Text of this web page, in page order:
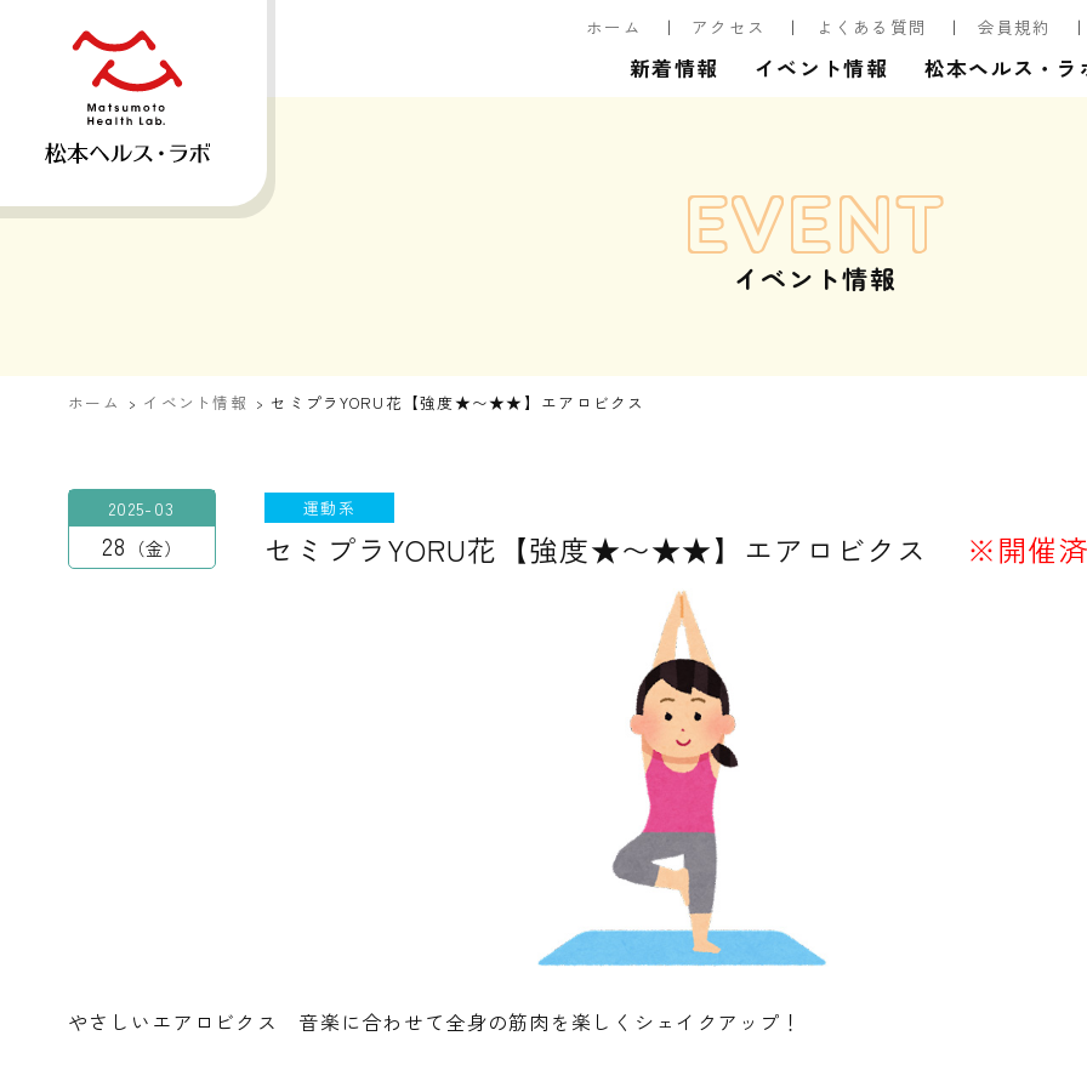
ホーム アクセス よくある質問 会員規約
新着情報 イベント情報 松本ヘルス・ラ
EVENT
イベント情報
ホーム イベント情報 セミプラYORU花【強度★〜★★】エアロビクス
2025-03
28 金
運動系
セミプラYORU花【強度★〜★★】エアロビクス ※開催
やさしいエアロビクス 音楽に合わせて全身の筋肉を楽しくシェイクアップ！